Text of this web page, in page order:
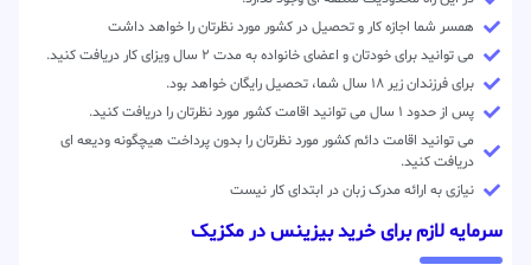
همسر شما اجازه کار و تحصیل در کشور مورد نظرتان را خواهد داشت
می توانید برای خودتان و اعضای خانواده به مدت ۲ سال ویزای کار دریافت کنید.
برای فرزندان زیر ۱۸ سال شما، تحصیل رایگان خواهد بود.
پس از حدود ۱ سال می توانید اقامت کشور مورد نظرتان را دریافت کنید.
می توانید اقامت دائم کشور مورد نظرتان را بدون پرداخت هیچگونه ودیعه ای
دریافت کنید.
نیازی به ارائه مدرک زبان در ابتدای کار نیست
سرمایه لازم برای خرید بیزینس در مکزیک